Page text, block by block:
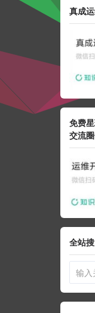
真成
免费
交流
全站